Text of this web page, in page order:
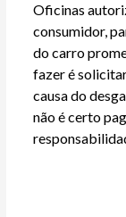
Oficinas
consumidor,
do carro
fazer é
causa do
não é certo